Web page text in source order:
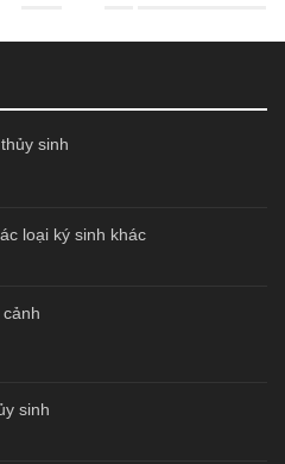
sinh
loại ký sinh khác
sinh